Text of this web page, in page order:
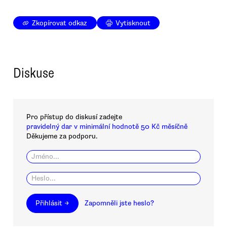
Zkopírovat odkaz Vytisknout
Diskuse
Pro přístup do diskusí zadejte
pravidelný dar v minimální hodnotě 50 Kč měsíčně
Děkujeme za podporu.
Přihlásit → Zapomněli jste heslo?